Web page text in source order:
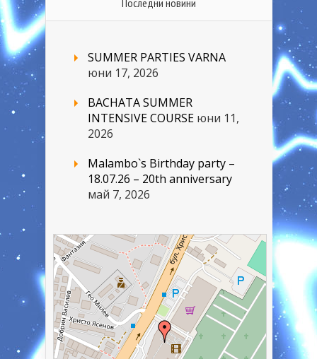
SUMMER PARTIES VARNA
юни 17, 2026
BACHATA SUMMER
INTENSIVE COURSE юни 11,
2026
Malambo`s Birthday party –
18.07.26 – 20th anniversary
май 7, 2026